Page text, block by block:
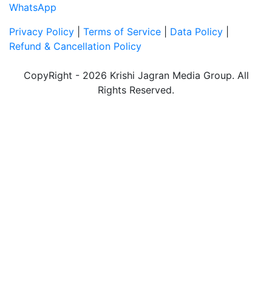
WhatsApp
Privacy Policy
Terms of Service Data Policy
Refund & Cancellation Policy
CopyRight - 2026 Krishi Jagran Media Group. All
Rights Reserved.